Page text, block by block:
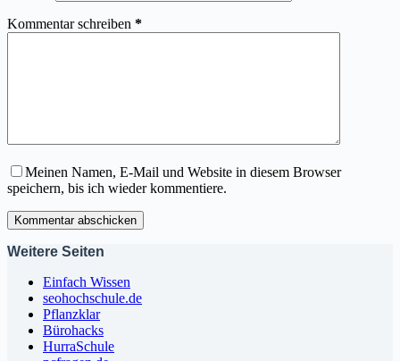
Kommentar schreiben *
Meinen Namen, E-Mail und Website in diesem Browser
speichern, bis ich wieder kommentiere.
Kommentar abschicken
Weitere Seiten
Einfach Wissen
seohochschule.de
Pflanzklar
Bürohacks
HurraSchule